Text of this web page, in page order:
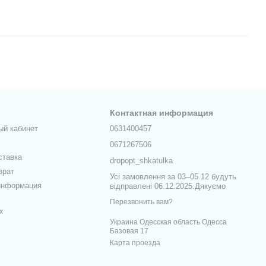
кабинет
Контактная информация
0631400457
0671267506
dropopt_shkatulka
Усі замовлення за 03–05.12 будуть
відправлені 06.12.2025.Дякуємо
Перезвонить вам?
Украина Одесская область Одесса
Базовая 17
Карта проезда